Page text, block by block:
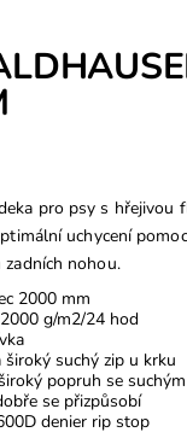
pro psy s hřejivou
uchycení
nohou.
2000 mm
g/m2/24 hod
široký suchý zip u krku
popruh se
se přizpůsobí
denier rip stop